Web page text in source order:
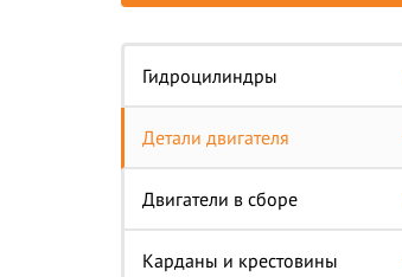
Гидроцилиндры
Детали двигателя
Двигатели в сборе
Карданы и крестовины